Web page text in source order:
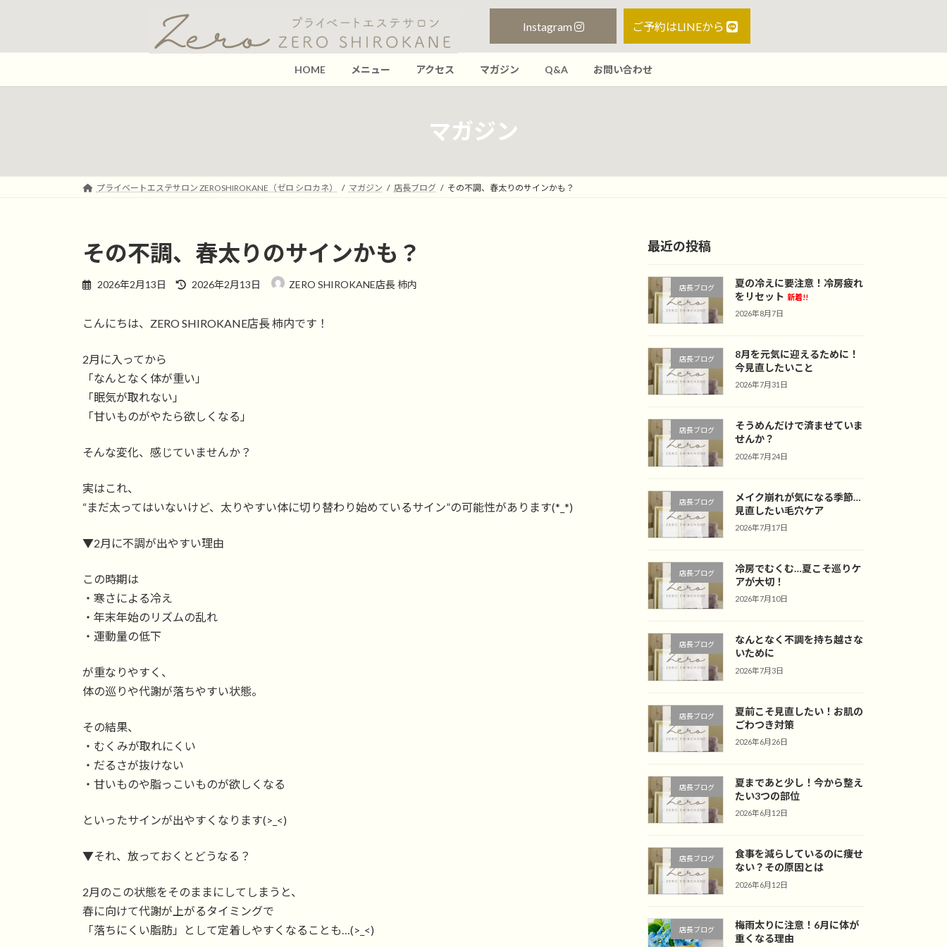
Instagram ご予約はLINEから
HOME メニュー アクセス マガジン Q&A お問い合わせ
マガジン
プライベートエステサロン ZEROSHIROKANE（ゼロ シロカネ） マガジン 店長ブログ その不調、春太りのサインかも？
その不調、春太りのサインかも？
2026年2月13日
最
新
2026年2月13日 ZERO SHIROKANE店長 柿内
こんにちは、ZERO SHIROKANE店長 柿内です！
2月に入ってから
「なんとなく体が重い」
「眠気が取れない」
「甘いものがやたら欲しくなる」
そんな変化、感じていませんか？
実はこれ、
“まだ太ってはいないけど、太りやすい体に切り替わり始めているサイン”の可能性があります(*_*)
▼2月に不調が出やすい理由
この時期は
・寒さによる冷え
・年末年始のリズムの乱れ
・運動量の低下
が重なりやすく、
体の巡りや代謝が落ちやすい状態。
その結果、
・むくみが取れにくい
・だるさが抜けない
・甘いものや脂っこいものが欲しくなる
といったサインが出やすくなります(>_<)
▼それ、放っておくとどうなる？
2月のこの状態をそのままにしてしまうと、
春に向けて代謝が上がるタイミングで
「落ちにくい脂肪」として定着しやすくなることも…(>_<)
最近の投稿
店長ブログ
夏の冷えに要注意！冷房疲れ
をリセット 新着!!
2026年8月7日
店長ブログ
8月を元気に迎えるために！
今見直したいこと
2026年7月31日
店長ブログ
そうめんだけで済ませていま
せんか？
2026年7月24日
店長ブログ
メイク崩れが気になる季節…
見直したい毛穴ケア
2026年7月17日
店長ブログ
冷房でむくむ…夏こそ巡りケ
アが大切！
2026年7月10日
店長ブログ
なんとなく不調を持ち越さな
いために
2026年7月3日
店長ブログ
夏前こそ見直したい！お肌の
ごわつき対策
2026年6月26日
店長ブログ
夏まであと少し！今から整え
たい3つの部位
2026年6月12日
店長ブログ
食事を減らしているのに痩せ
ない？その原因とは
2026年6月12日
店長ブログ
梅雨太りに注意！6月に体が
重くなる理由